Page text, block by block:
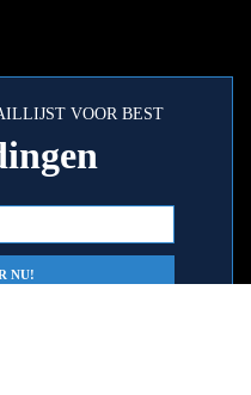
VOOR BEST